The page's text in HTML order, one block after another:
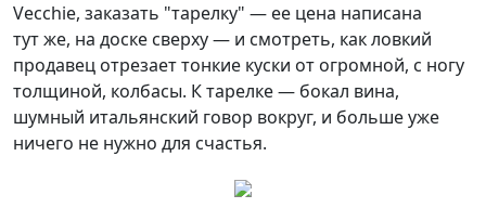
Vecchie, заказать "тарелку" — ее цена написана
тут же, на доске сверху — и смотреть, как ловкий
продавец отрезает тонкие куски от огромной, с ногу
толщиной, колбасы. К тарелке — бокал вина,
шумный итальянский говор вокруг, и больше уже
ничего не нужно для счастья.